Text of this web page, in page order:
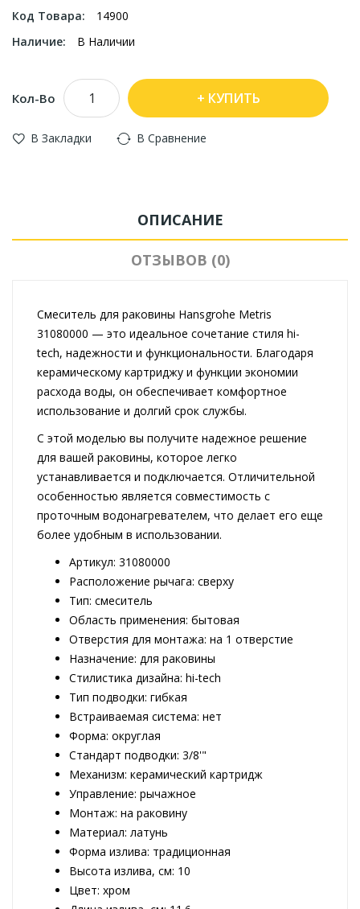
Код Товара:
14900
Наличие:
В Наличии
Кол-Во КУПИТЬ
В Закладки В Сравнение
ОПИСАНИЕ
ОТЗЫВОВ (0)
Смеситель для раковины Hansgrohe Metris
31080000 — это идеальное сочетание стиля hi-
tech, надежности и функциональности. Благодаря
керамическому картриджу и функции экономии
расхода воды, он обеспечивает комфортное
использование и долгий срок службы.
С этой моделью вы получите надежное решение
для вашей раковины, которое легко
устанавливается и подключается. Отличительной
особенностью является совместимость с
проточным водонагревателем, что делает его еще
более удобным в использовании.
Артикул: 31080000
Расположение рычага: сверху
Тип: смеситель
Область применения: бытовая
Отверстия для монтажа: на 1 отверстие
Назначение: для раковины
Стилистика дизайна: hi-tech
Тип подводки: гибкая
Встраиваемая система: нет
Форма: округлая
Стандарт подводки: 3/8'"
Механизм: керамический картридж
Управление: рычажное
Монтаж: на раковину
Материал: латунь
Форма излива: традиционная
Высота излива, см: 10
Цвет: хром